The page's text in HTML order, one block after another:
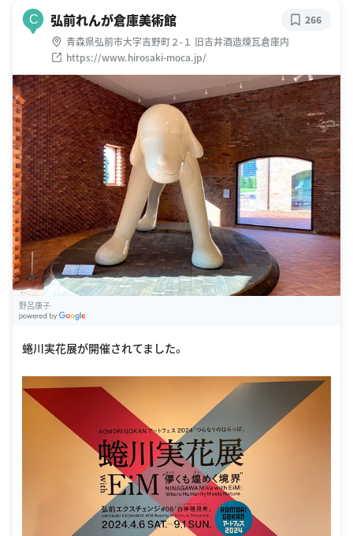
C 弘前れんが倉庫美術館
青森県弘前市大字吉野町２-１ 旧吉井酒造煉瓦倉庫内
https://www.hirosaki-moca.jp/
266
野呂康子
蜷川実花展が開催されてました。